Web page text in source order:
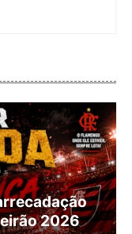
2026